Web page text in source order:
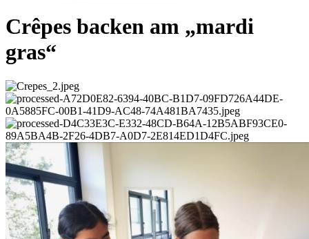
Crêpes backen am „mardi
gras“